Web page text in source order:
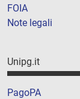
FOIA
Note legali
Unipg.it
PagoPA